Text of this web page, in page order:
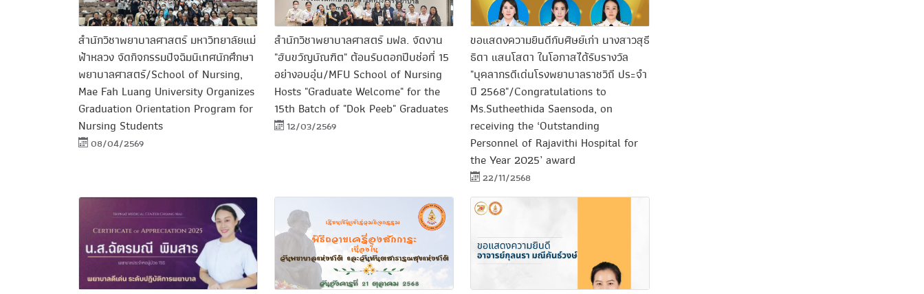
สำนักวิชาพยาบาลศาสตร์ มหาวิทยาลัยแม่
ฟ้าหลวง จัดกิจกรรมปัจฉิมนิเทศนักศึกษา
พยาบาลศาสตร์/School of Nursing,
Mae Fah Luang University Organizes
Graduation Orientation Program for
Nursing Students
08/04/2569
สำนักวิชาพยาบาลศาสตร์ มฟล. จัดงาน
"ฮับขวัญบัณฑิต" ต้อนรับดอกปีบช่อที่ 15
อย่างอบอุ่น/MFU School of Nursing
Hosts "Graduate Welcome" for the
15th Batch of "Dok Peeb" Graduates
12/03/2569
ขอแสดงความยินดีกับศิษย์เก่า นางสาวสุธี
ธิดา แสนโสดา ในโอกาสได้รับรางวัล
"บุคลากรดีเด่นโรงพยาบาลราชวิถี ประจํา
ปี 2568"/Congratulations to
Ms.Sutheethida Saensoda, on
receiving the ‘Outstanding
Personnel of Rajavithi Hospital for
the Year 2025’ award
22/11/2568